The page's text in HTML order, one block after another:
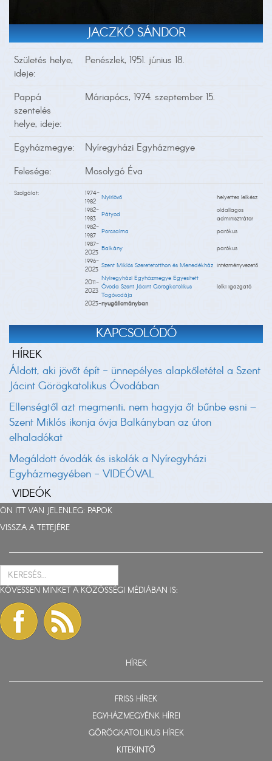
JACZKÓ SÁNDOR
Születés helye,
ideje:
Penészlek, 1951. június 18.
Pappá
szentelés
helye, ideje:
Máriapócs, 1974. szeptember 15.
Egyházmegye:
Nyíregyházi Egyházmegye
Felesége:
Mosolygó Éva
Szolgálat:
1974-
1982
Nyírlövő
helyettes lelkész
1982-
1983
Pátyod
oldallagos
adminisztrátor
1982-
1987
Porcsalma
parókus
1987-
2023 Balkány
parókus
1996-
2023 Szent Miklós Szeretetotthon és Menedékház intézményvezető
2011-
2023
Nyíregyházi Egyházmegye Egyesített
Óvoda Szent Jácint Görögkatolikus
Tagóvodája
lelki igazgató
2023-nyugállományban
KAPCSOLÓDÓ
HÍREK
Áldott, aki jövőt épít - ünnepélyes alapkőletétel a Szent
Jácint Görögkatolikus Óvodában
Ellenségtől azt megmenti, nem hagyja őt bűnbe esni –
Szent Miklós ikonja óvja Balkányban az úton
elhaladókat
Megáldott óvodák és iskolák a Nyíregyházi
Egyházmegyében - VIDEÓVAL
VIDEÓK
ÖN ITT VAN JELENLEG: PAPOK
VISSZA A TETEJÉRE
KÖVESSEN MINKET A KÖZÖSSÉGI MÉDIÁBAN IS:
HÍREK
FRISS HÍREK
EGYHÁZMEGYÉNK HÍREI
GÖRÖGKATOLIKUS HÍREK
KITEKINTŐ